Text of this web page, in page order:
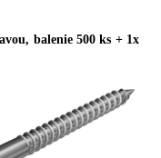
balenie 500 ks + 1x